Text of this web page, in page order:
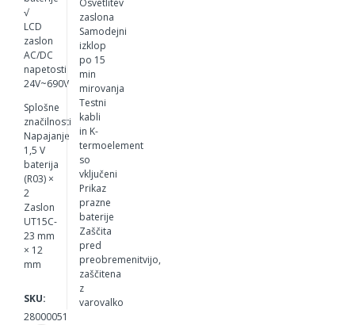
√
LCD
zaslon
AC/DC
napetosti
24V~690V
Splošne
značilnosti
Napajanje
1,5 V
baterija
(R03) ×
2
Zaslon
UT15C-
23 mm
× 12
mm
SKU:
28000051
Osvetlitev
zaslona
Samodejni
izklop
po 15
min
mirovanja
Testni
kabli
in K-
termoelement
so
vključeni
Prikaz
prazne
baterije
Zaščita
pred
preobremenitvijo,
zaščitena
z
varovalko